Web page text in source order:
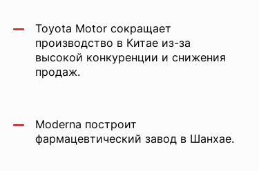
Toyota Motor сокращает
производство в Китае из-за
высокой конкуренции и снижения
продаж.
Moderna построит
фармацевтический завод в Шанхае.